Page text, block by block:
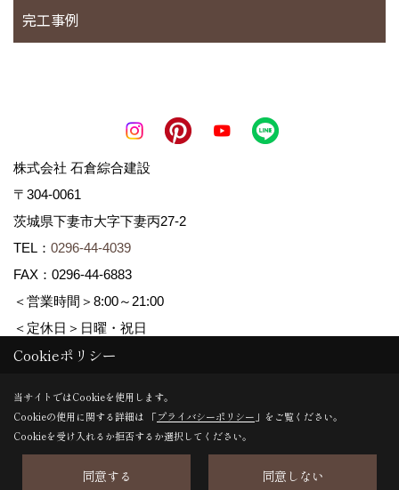
完工事例
株式会社 石倉綜合建設
〒304-0061
茨城県下妻市大字下妻丙27-2
TEL： 0296-44-4039
FAX：0296-44-6883
＜営業時間＞8:00～21:00
＜定休日＞日曜・祝日
Copyright (c) ISIKURA-SOGOKENSETSU. All Rights Reserved.
Produced byゴデスクリエイト
Cookieポリシー
当サイトではCookieを使用します。
Cookieの使用に関する詳細は 「プライバシーポリシー 」をご覧ください。
Cookieを受け入れるか拒否するか選択してください。
同意する 同意しない